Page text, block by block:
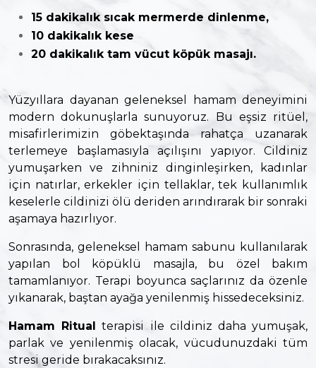
15 dakikalık sıcak mermerde dinlenme,
10 dakikalık kese
20 dakikalık tam vücut köpük masajı.
Yüzyıllara dayanan geleneksel hamam deneyimini
modern dokunuşlarla sunuyoruz. Bu eşsiz ritüel,
misafirlerimizin göbektaşında rahatça uzanarak
terlemeye başlamasıyla açılışını yapıyor. Cildiniz
yumuşarken ve zihniniz dinginleşirken, kadınlar
için natırlar, erkekler için tellaklar, tek kullanımlık
keselerle cildinizi ölü deriden arındırarak bir sonraki
aşamaya hazırlıyor.
Sonrasında, geleneksel hamam sabunu kullanılarak
yapılan bol köpüklü masajla, bu özel bakım
tamamlanıyor. Terapi boyunca saçlarınız da özenle
yıkanarak, baştan ayağa yenilenmiş hissedeceksiniz.
Hamam Ritual
terapisi ile cildiniz daha yumuşak,
parlak ve yenilenmiş olacak, vücudunuzdaki tüm
stresi geride bırakacaksınız.